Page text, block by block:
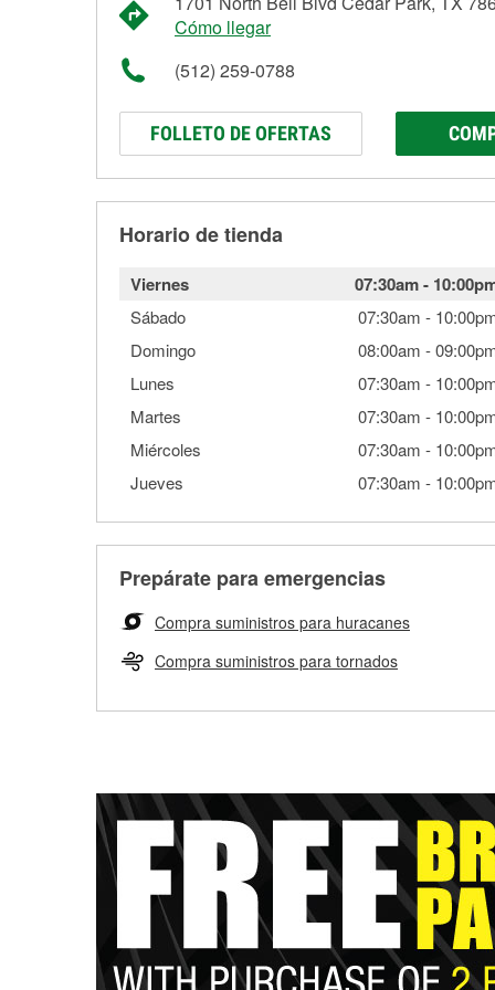
Cómo llegar
(512) 259-0788
FOLLETO DE OFERTAS
Horario de tienda
Viernes 07:30am-
Sábado 07:30am -
Domingo
08:00am -
Lunes
07:30am -
Martes
07:30am -
Miércoles
07:30am -
Jueves
07:30am -
Prepárate para emergencias
Compra suministros para huracanes
Compra suministros para tornados